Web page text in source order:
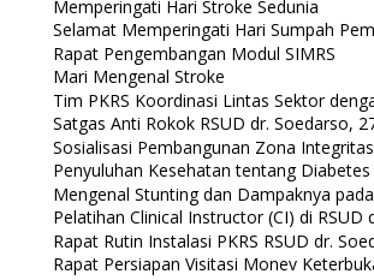
Memperingati Hari Stroke Sedunia
Selamat Memperingati Hari Sumpah
Rapat Pengembangan Modul SIMRS
Mari Mengenal Stroke
Tim PKRS Koordinasi Lintas Sektor
Satgas Anti Rokok RSUD dr. Soedarso,
Sosialisasi Pembangunan Zona
Penyuluhan Kesehatan tentang
Mengenal Stunting dan Dampaknya
Pelatihan Clinical Instructor (CI) di RSUD
Rapat Rutin Instalasi PKRS RSUD dr.
Rapat Persiapan Visitasi Monev